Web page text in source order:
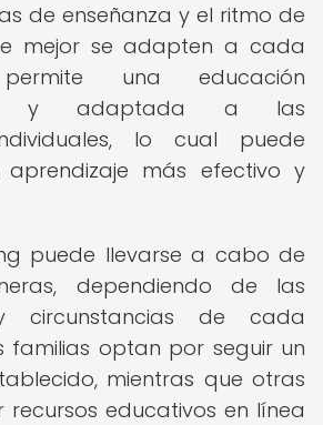
de enseñanza y el ritmo de
mejor se adapten a cada
una educación
y adaptada a las
lo cual puede
más efectivo y
puede llevarse a cabo de
dependiendo de las
circunstancias de cada
familias optan por seguir un
mientras que otras
recursos educativos en línea